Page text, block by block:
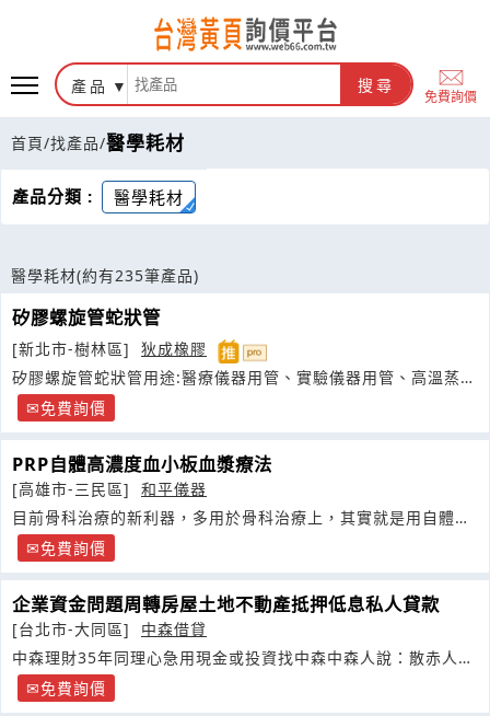
產品 搜尋
免費詢價
首頁/找產品/醫學耗材
產品分類 : 醫學耗材
醫學耗材(約有235筆產品)
矽膠螺旋管蛇狀管
[新北市-樹林區]
狄成橡膠
矽膠螺旋管蛇狀管用途:醫療儀器用管、實驗儀器用管、高溫蒸氣
管、免費詢價
PRP自體高濃度血小板血漿療法
[高雄市-三民區]
和平儀器
目前骨科治療的新利器，多用於骨科治療上，其實就是用自體的
生長因子注射到病變部位
免費詢價
企業資金問題周轉房屋土地不動產抵押低息私人貸款
[台北市-大同區]
中森借貸
中森理財35年同理心急用現金或投資找中森中森人說：散赤人不
是瘟神雖然貧在路邊無人認雖然人性的醜陋無恥中森人常鼓勵朋
友們
免費詢價